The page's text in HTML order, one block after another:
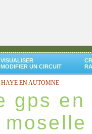
VISUALISER
MODIFIER UN CIRCUIT
HAYE EN AUTOMNE
gps en